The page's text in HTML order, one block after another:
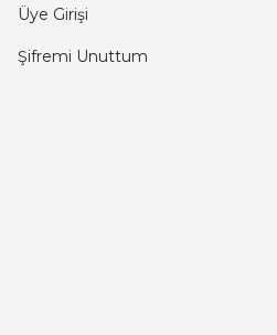
mehmet yıldız | 19/06/2025
seiko astron kordon 7x52
Üye Girişi
Şifremi Unuttum